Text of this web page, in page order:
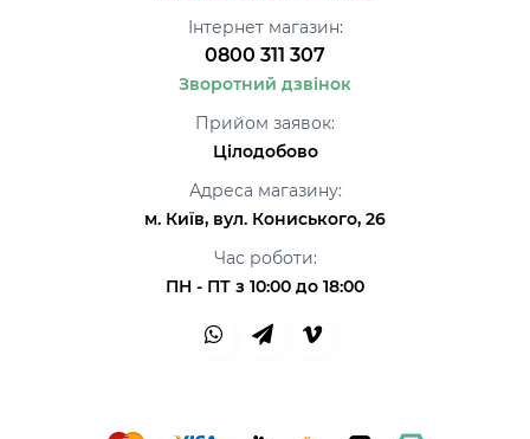
Інтернет магазин:
0800 311 307
Зворотний дзвінок
Прийом заявок:
Цілодобово
Адреса магазину:
м. Київ, вул. Кониського, 26
Час роботи:
ПН - ПТ з 10:00 до 18:00